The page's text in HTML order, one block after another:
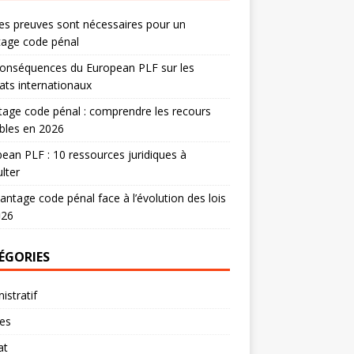
preuves sont nécessaires pour un
code pénal
du European PLF sur les
internationaux
code pénal : comprendre les recours
en 2026
PLF : 10 ressources juridiques à
code pénal face à l’évolution des lois